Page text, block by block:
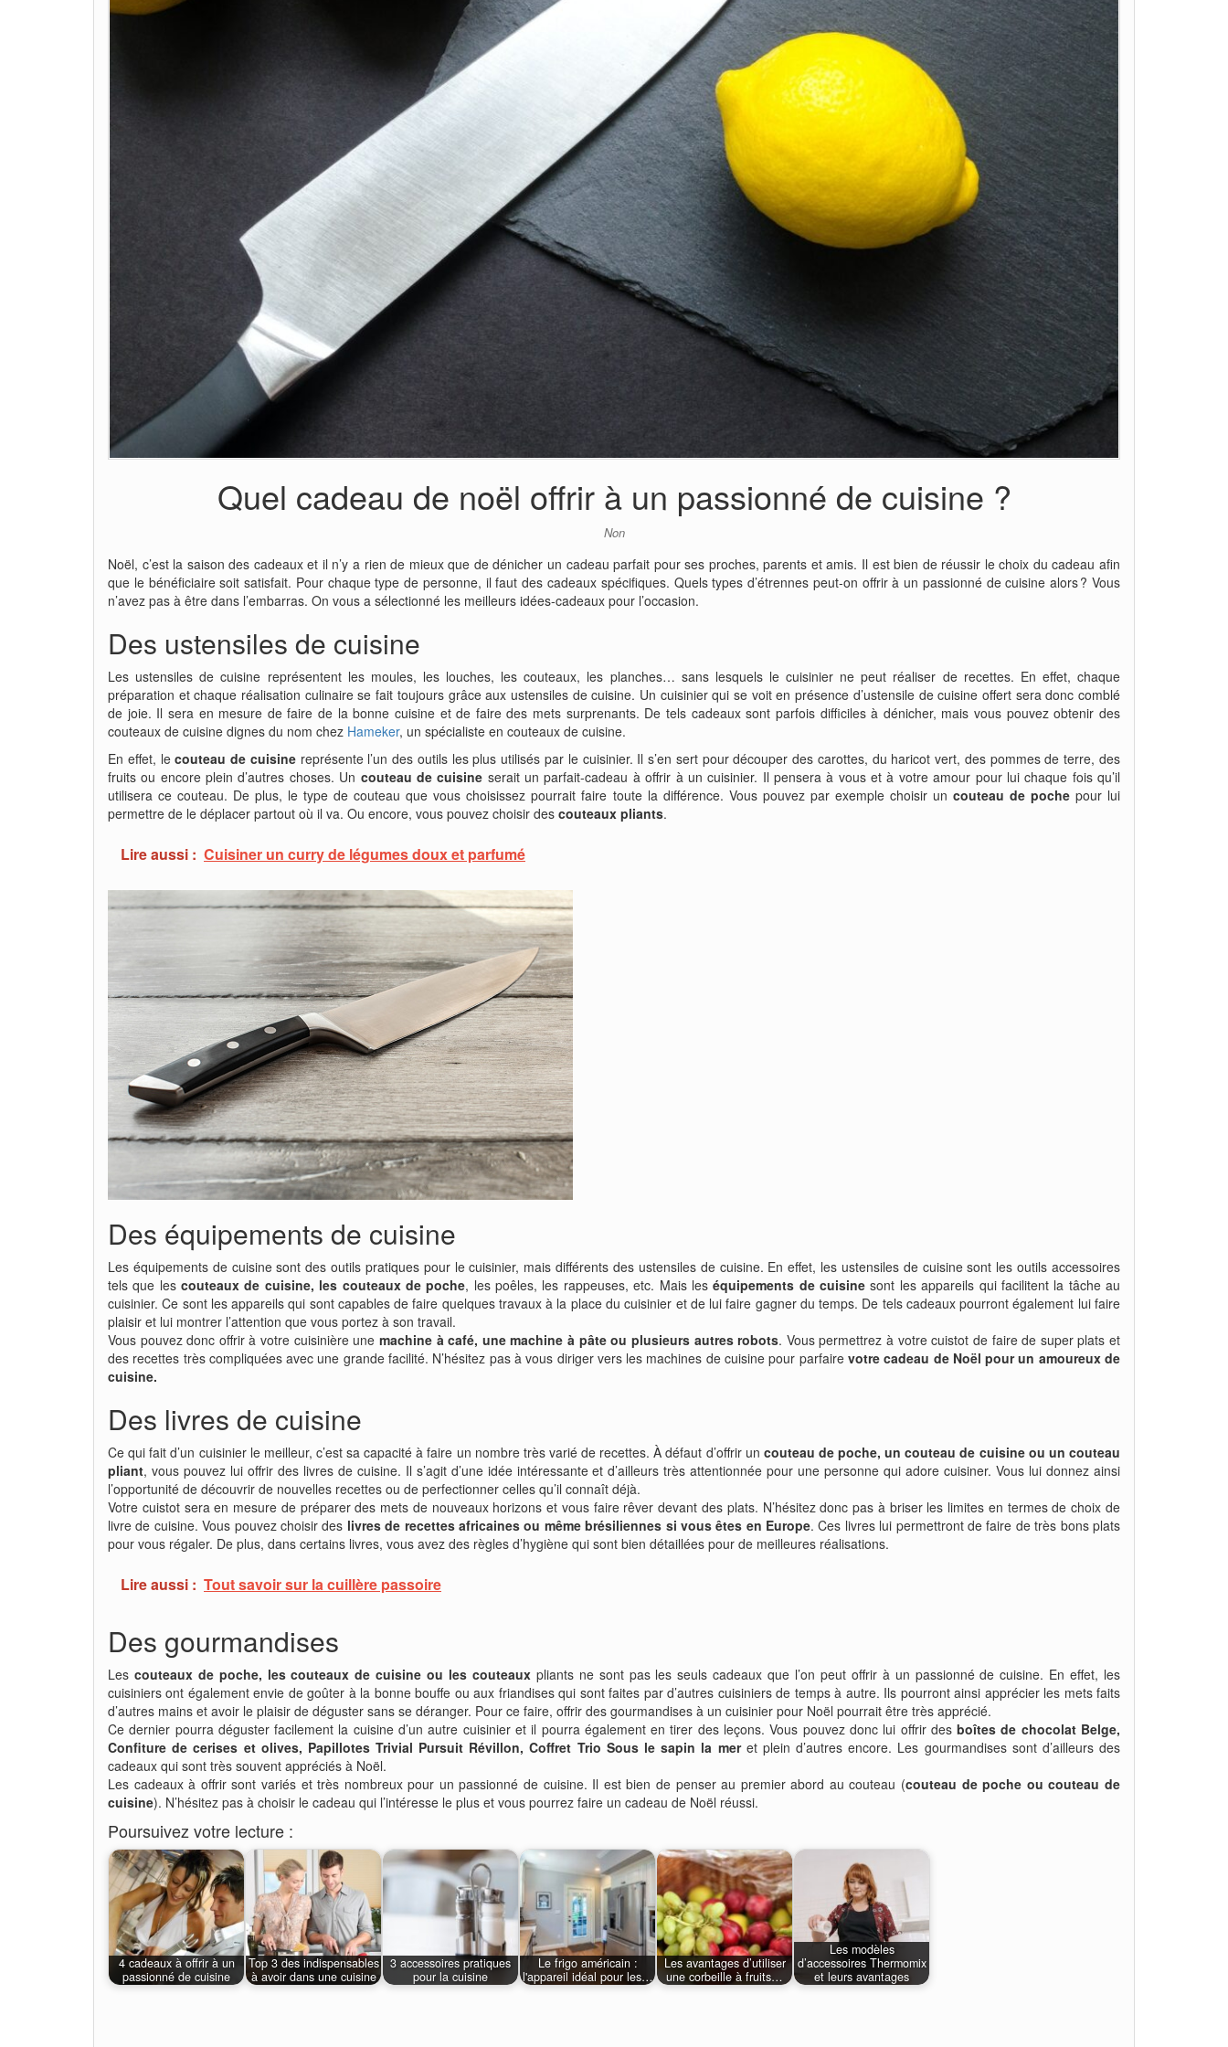
Quel cadeau de noël offrir à un passionné de cuisine ?
Non
Noël, c’est la saison des cadeaux et il n’y a rien de mieux que de dénicher un cadeau parfait pour ses proches, parents et amis. Il est bien de réussir le choix du cadeau afin
que le bénéficiaire soit satisfait. Pour chaque type de personne, il faut des cadeaux spécifiques. Quels types d’étrennes peut-on offrir à un passionné de cuisine alors ? Vous
n’avez pas à être dans l’embarras. On vous a sélectionné les meilleurs idées-cadeaux pour l’occasion.
Des ustensiles de cuisine
Les ustensiles de cuisine représentent les moules, les louches, les couteaux, les planches… sans lesquels le cuisinier ne peut réaliser de recettes. En effet, chaque
préparation et chaque réalisation culinaire se fait toujours grâce aux ustensiles de cuisine. Un cuisinier qui se voit en présence d’ustensile de cuisine offert sera donc comblé
de joie. Il sera en mesure de faire de la bonne cuisine et de faire des mets surprenants. De tels cadeaux sont parfois difficiles à dénicher, mais vous pouvez obtenir des
couteaux de cuisine dignes du nom chez Hameker, un spécialiste en couteaux de cuisine.
En effet, lecouteau de cuisinereprésente l’un des outils les plus utilisés par le cuisinier. Il s’en sert pour découper des carottes, du haricot vert, des pommes de terre, des
fruits ou encore plein d’autres choses. Un couteau de cuisine serait un parfait-cadeau à offrir à un cuisinier. Il pensera à vous et à votre amour pour lui chaque fois qu’il
utilisera ce couteau. De plus, le type de couteau que vous choisissez pourrait faire toute la différence. Vous pouvez par exemple choisir un couteau de pochepour lui
permettre de le déplacer partout où il va. Ou encore, vous pouvez choisir des couteaux pliants.
Lire aussi : Cuisiner un curry de légumes doux et parfumé
Des équipements de cuisine
Les équipements de cuisine sont des outils pratiques pour le cuisinier, mais différents des ustensiles de cuisine. En effet, les ustensiles de cuisine sont les outils accessoires
tels que lescouteaux de cuisine, les couteaux de poche, les poêles, les rappeuses, etc. Mais leséquipements de cuisinesont les appareils qui facilitent la tâche au
cuisinier. Ce sont les appareils qui sont capables de faire quelques travaux à la place du cuisinier et de lui faire gagner du temps. De tels cadeaux pourront également lui faire
plaisir et lui montrer l’attention que vous portez à son travail.
Vous pouvez donc offrir à votre cuisinière une machine à café, une machine à pâte ou plusieurs autres robots. Vous permettrez à votre cuistot de faire de super plats et
des recettes très compliquées avec une grande facilité. N’hésitez pas à vous diriger vers les machines de cuisine pour parfaire votre cadeau de Noël pour un amoureux de
cuisine.
Des livres de cuisine
Ce qui fait d’un cuisinier le meilleur, c’est sa capacité à faire un nombre très varié de recettes. À défaut d’offrir un couteau de poche, un couteau de cuisine ou un couteau
pliant, vous pouvez lui offrir des livres de cuisine. Il s’agit d’une idée intéressante et d’ailleurs très attentionnée pour une personne qui adore cuisiner. Vous lui donnez ainsi
l’opportunité de découvrir de nouvelles recettes ou de perfectionner celles qu’il connaît déjà.
Votre cuistot sera en mesure de préparer des mets de nouveaux horizons et vous faire rêver devant des plats. N’hésitez donc pas à briser les limites en termes de choix de
livre de cuisine. Vous pouvez choisir des livres de recettes africaines ou même brésiliennes si vous êtes en Europe. Ces livres lui permettront de faire de très bons plats
pour vous régaler. De plus, dans certains livres, vous avez des règles d’hygiène qui sont bien détaillées pour de meilleures réalisations.
Lire aussi : Tout savoir sur la cuillère passoire
Des gourmandises
Les couteaux de poche, les couteaux de cuisine ou les couteauxpliants ne sont pas les seuls cadeaux que l’on peut offrir à un passionné de cuisine. En effet, les
cuisiniers ont également envie de goûter à la bonne bouffe ou aux friandises qui sont faites par d’autres cuisiniers de temps à autre. Ils pourront ainsi apprécier les mets faits
d’autres mains et avoir le plaisir de déguster sans se déranger. Pour ce faire, offrir des gourmandises à un cuisinier pour Noël pourrait être très apprécié.
Ce dernier pourra déguster facilement la cuisine d’un autre cuisinier et il pourra également en tirer des leçons. Vous pouvez donc lui offrir desboîtes de chocolat Belge,
Confiture de cerises et olives, Papillotes Trivial Pursuit Révillon, Coffret Trio Sous le sapin la meret plein d’autres encore. Les gourmandises sont d’ailleurs des
cadeaux qui sont très souvent appréciés à Noël.
Les cadeaux à offrir sont variés et très nombreux pour un passionné de cuisine. Il est bien de penser au premier abord au couteau (couteau de poche ou couteau de
cuisine). N’hésitez pas à choisir le cadeau qui l’intéresse le plus et vous pourrez faire un cadeau de Noël réussi.
Poursuivez votre lecture :
4 cadeaux à offrir à un
passionné de cuisine
Top 3 des indispensables
à avoir dans une cuisine
3 accessoires pratiques
pour la cuisine
Le frigo américain :
l'appareil idéal pour les…
Les avantages d’utiliser
une corbeille à fruits…
Les modèles
d’accessoires Thermomix
et leurs avantages